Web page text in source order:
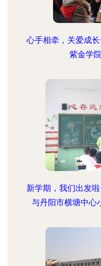
心手相牵，关爱成
紫金学
新学期，我们出发
与丹阳市横塘中心